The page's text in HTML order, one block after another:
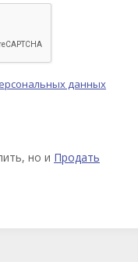
данных
но и Продать